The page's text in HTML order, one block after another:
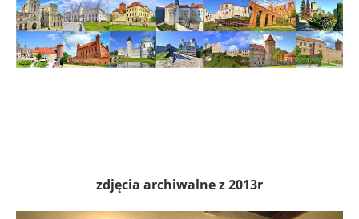
zdjęcia archiwalne z 2013r